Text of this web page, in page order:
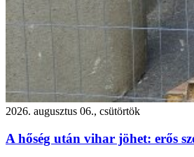
2026. augusztus 06., csütörtök
A hőség után vihar jöhet: erős